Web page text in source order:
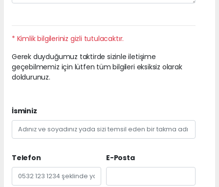
* Kimlik bilgileriniz gizli tutulacaktır.
Gerek duyduğumuz taktirde sizinle iletişime
geçebilmemiz için lütfen tüm bilgileri eksiksiz olarak
doldurunuz.
İsminiz
Telefon E-Posta